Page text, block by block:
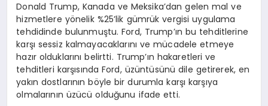
Donald Trump, Kanada ve Meksika’dan gelen mal ve
hizmetlere yönelik %25’lik gümrük vergisi uygulama
tehdidinde bulunmuştu. Ford, Trump’ın bu tehditlerine
karşı sessiz kalmayacaklarını ve mücadele etmeye
hazır olduklarını belirtti. Trump’ın hakaretleri ve
tehditleri karşısında Ford, üzüntüsünü dile getirerek, en
yakın dostlarının böyle bir durumla karşı karşıya
olmalarının üzücü olduğunu ifade etti.